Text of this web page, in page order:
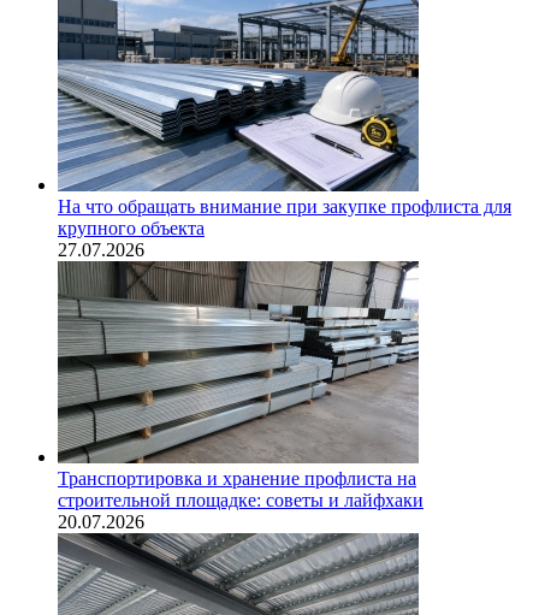
На что обращать внимание при закупке профлиста для
крупного объекта
27.07.2026
Транспортировка и хранение профлиста на
строительной площадке: советы и лайфхаки
20.07.2026